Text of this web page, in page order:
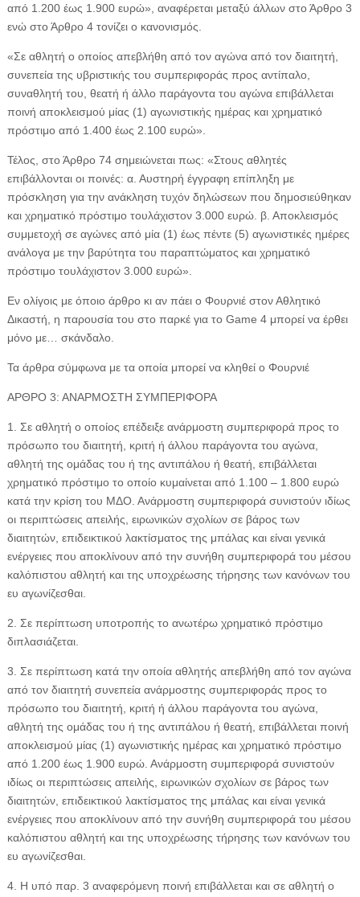
από 1.200 έως 1.900 ευρώ», αναφέρεται μεταξύ άλλων στο Άρθρο 3
ενώ στο Άρθρο 4 τονίζει ο κανονισμός.
«Σε αθλητή ο οποίος απεβλήθη από τον αγώνα από τον διαιτητή,
συνεπεία της υβριστικής του συμπεριφοράς προς αντίπαλο,
συναθλητή του, θεατή ή άλλο παράγοντα του αγώνα επιβάλλεται
ποινή αποκλεισμού μίας (1) αγωνιστικής ημέρας και χρηματικό
πρόστιμο από 1.400 έως 2.100 ευρώ».
Τέλος, στο Άρθρο 74 σημειώνεται πως: «Στους αθλητές
επιβάλλονται οι ποινές: α. Αυστηρή έγγραφη επίπληξη με
πρόσκληση για την ανάκληση τυχόν δηλώσεων που δημοσιεύθηκαν
και χρηματικό πρόστιμο τουλάχιστον 3.000 ευρώ. β. Αποκλεισμός
συμμετοχή σε αγώνες από μία (1) έως πέντε (5) αγωνιστικές ημέρες
ανάλογα με την βαρύτητα του παραπτώματος και χρηματικό
πρόστιμο τουλάχιστον 3.000 ευρώ».
Εν ολίγοις με όποιο άρθρο κι αν πάει ο Φουρνιέ στον Αθλητικό
Δικαστή, η παρουσία του στο παρκέ για το Game 4 μπορεί να έρθει
μόνο με… σκάνδαλο.
Τα άρθρα σύμφωνα με τα οποία μπορεί να κληθεί ο Φουρνιέ
ΑΡΘΡΟ 3: ΑΝΑΡΜΟΣΤΗ ΣΥΜΠΕΡΙΦΟΡΑ
1. Σε αθλητή ο οποίος επέδειξε ανάρμοστη συμπεριφορά προς το
πρόσωπο του διαιτητή, κριτή ή άλλου παράγοντα του αγώνα,
αθλητή της ομάδας του ή της αντιπάλου ή θεατή, επιβάλλεται
χρηματικό πρόστιμο το οποίο κυμαίνεται από 1.100 – 1.800 ευρώ
κατά την κρίση του ΜΔΟ. Ανάρμοστη συμπεριφορά συνιστούν ιδίως
οι περιπτώσεις απειλής, ειρωνικών σχολίων σε βάρος των
διαιτητών, επιδεικτικού λακτίσματος της μπάλας και είναι γενικά
ενέργειες που αποκλίνουν από την συνήθη συμπεριφορά του μέσου
καλόπιστου αθλητή και της υποχρέωσης τήρησης των κανόνων του
ευ αγωνίζεσθαι.
2. Σε περίπτωση υποτροπής το ανωτέρω χρηματικό πρόστιμο
διπλασιάζεται.
3. Σε περίπτωση κατά την οποία αθλητής απεβλήθη από τον αγώνα
από τον διαιτητή συνεπεία ανάρμοστης συμπεριφοράς προς το
πρόσωπο του διαιτητή, κριτή ή άλλου παράγοντα του αγώνα,
αθλητή της ομάδας του ή της αντιπάλου ή θεατή, επιβάλλεται ποινή
αποκλεισμού μίας (1) αγωνιστικής ημέρας και χρηματικό πρόστιμο
από 1.200 έως 1.900 ευρώ. Ανάρμοστη συμπεριφορά συνιστούν
ιδίως οι περιπτώσεις απειλής, ειρωνικών σχολίων σε βάρος των
διαιτητών, επιδεικτικού λακτίσματος της μπάλας και είναι γενικά
ενέργειες που αποκλίνουν από την συνήθη συμπεριφορά του μέσου
καλόπιστου αθλητή και της υποχρέωσης τήρησης των κανόνων του
ευ αγωνίζεσθαι.
4. Η υπό παρ. 3 αναφερόμενη ποινή επιβάλλεται και σε αθλητή ο